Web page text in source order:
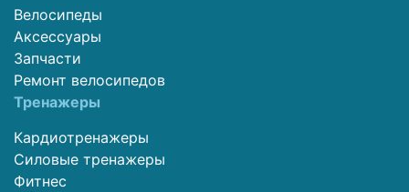
Велосипеды
Аксессуары
Запчасти
Ремонт велосипедов
Тренажеры
Кардиотренажеры
Силовые тренажеры
Фитнес